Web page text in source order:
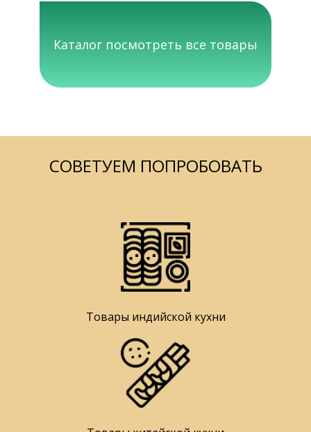
Каталог посмотреть все товары
СОВЕТУЕМ ПОПРОБОВАТЬ
Товары индийской кухни